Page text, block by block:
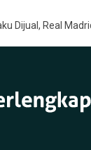
Dijual, Real